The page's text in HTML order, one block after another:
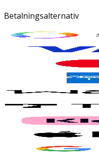
Betalningsalternativ